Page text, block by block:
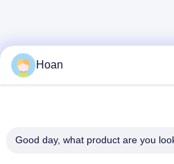
Hoan
Good day, what product are you